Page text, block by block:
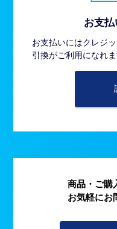
お支
お支払いにはクレジ
引換がご利用になれま
商品・ご購
お気軽にお